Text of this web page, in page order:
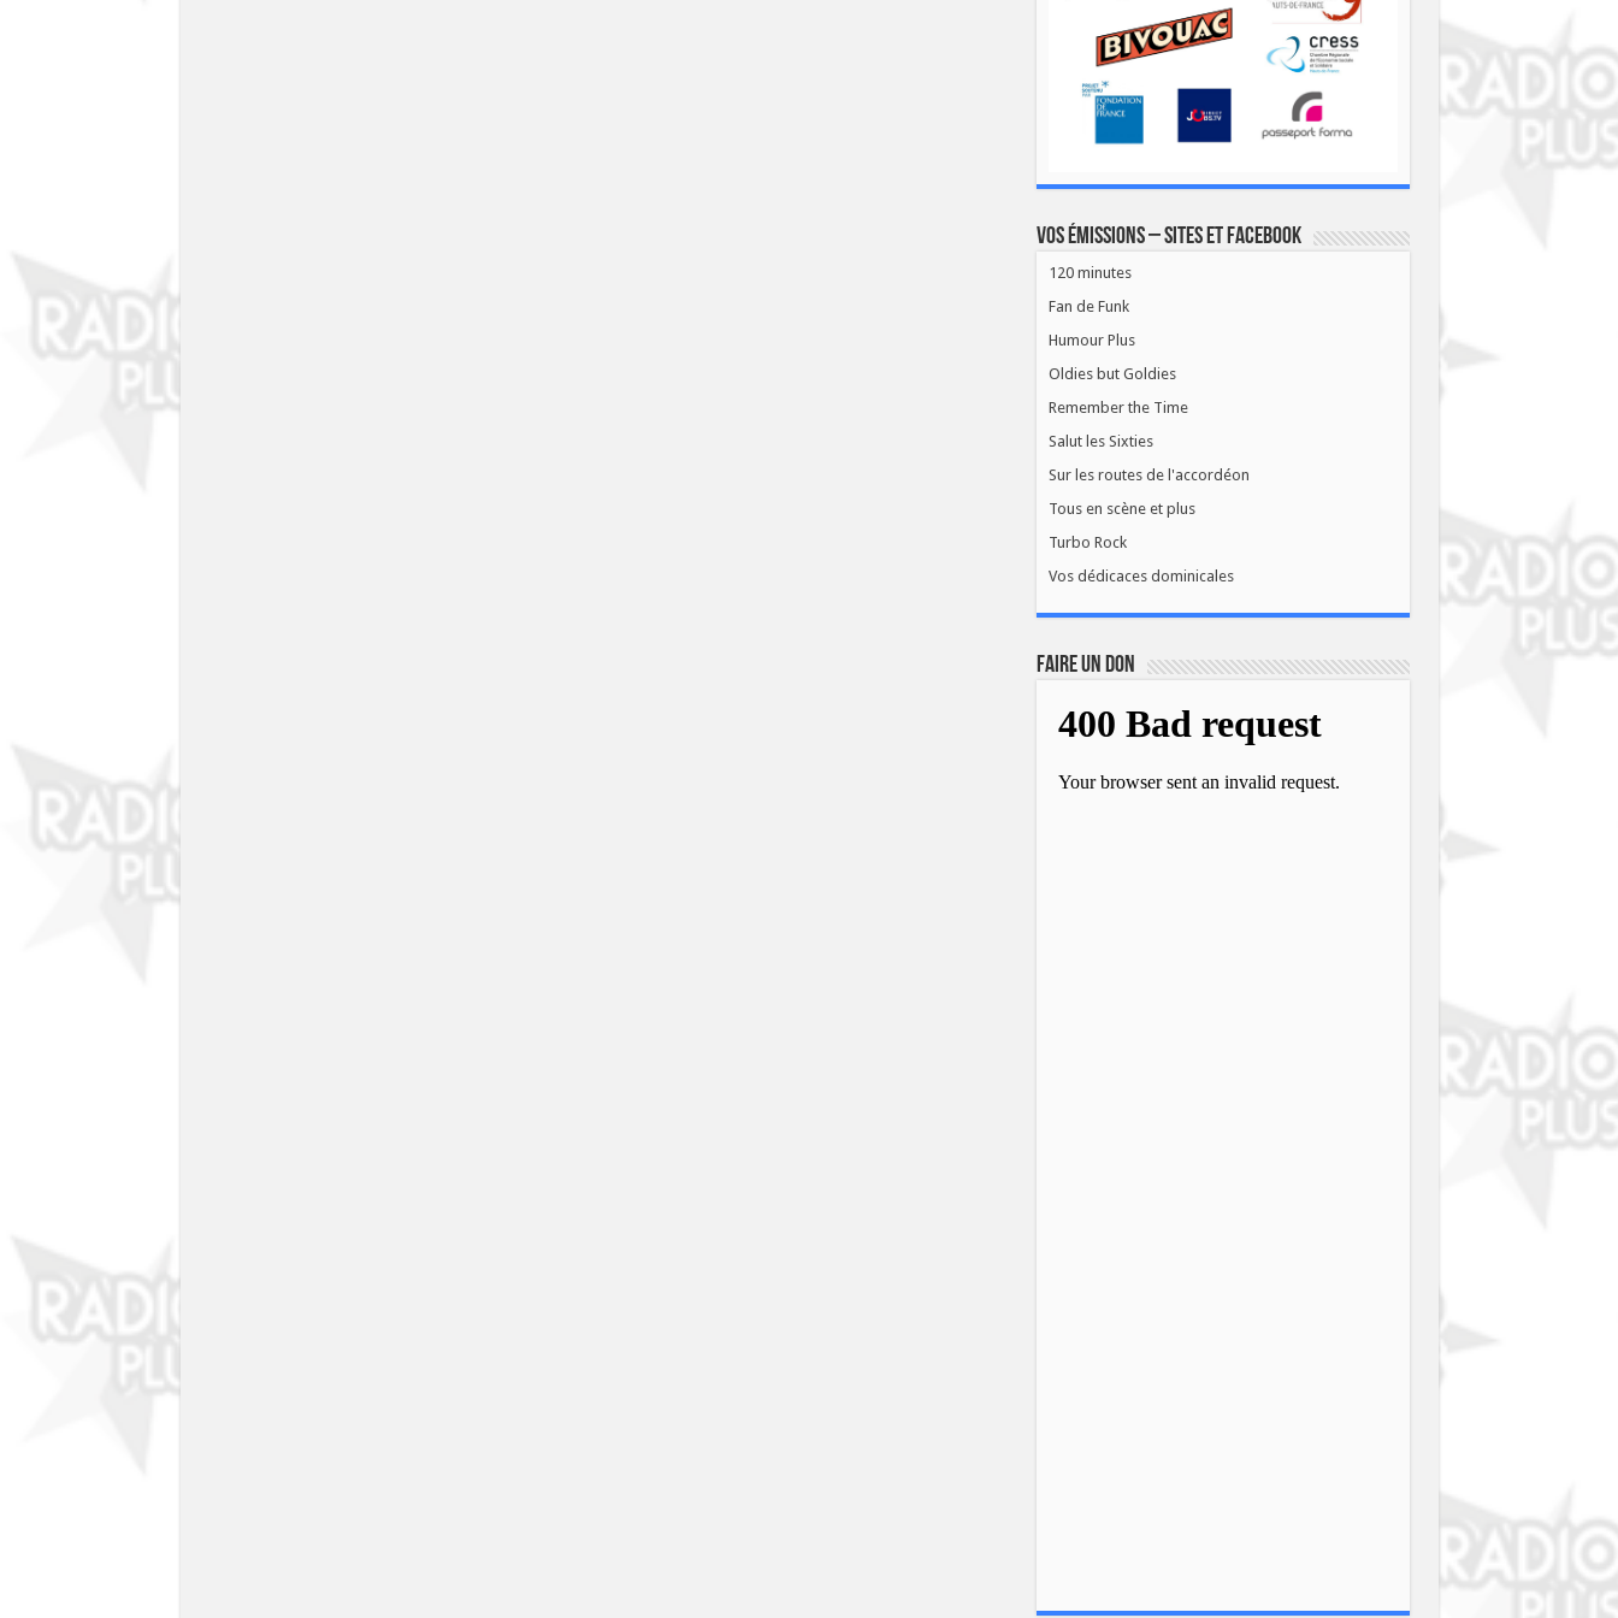
Vos émissions – Sites et Facebook
120 minutes
Fan de Funk
Humour Plus
Oldies but Goldies
Remember the Time
Salut les Sixties
Sur les routes de l'accordéon
Tous en scène et plus
Turbo Rock
Vos dédicaces dominicales
FAIRE UN DON